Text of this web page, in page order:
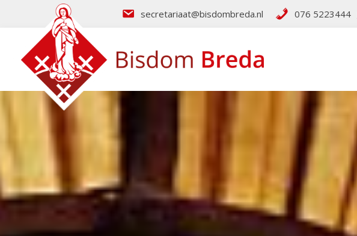
secretariaat@bisdombreda.nl 076 5223444